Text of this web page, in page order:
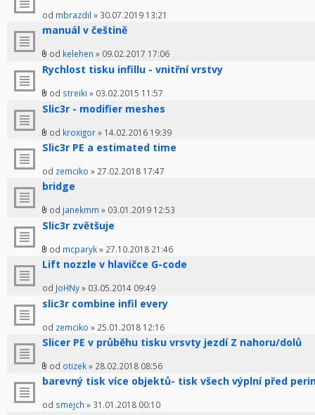
od mbrazdil » 30.07.2019 13:21
manuál v češtině
od kelehen » 09.02.2017 17:06
Rychlost tisku infillu - vnitřní vrstvy
od streiki » 03.02.2015 11:57
Slic3r - modifier meshes
od kroxigor» 14.02.2016 19:39
Slic3r PE a estimated time
od zemciko » 27.02.2018 17:47
bridge
od janekmm » 03.01.2019 12:53
Slic3r zvětšuje
od mcparyk» 27.10.2018 21:46
Lift nozzle v hlavičce G-code
od JoHNy» 03.05.2014 09:49
slic3r combine infil every
od zemciko » 25.01.2018 12:16
Slicer PE v průběhu tisku vrsvty jezdí Z nahoru/dolů
od otizek» 28.02.2018 08:56
barevný tisk více objektů- tisk všech výplní před
od smejch » 31.01.2018 00:10